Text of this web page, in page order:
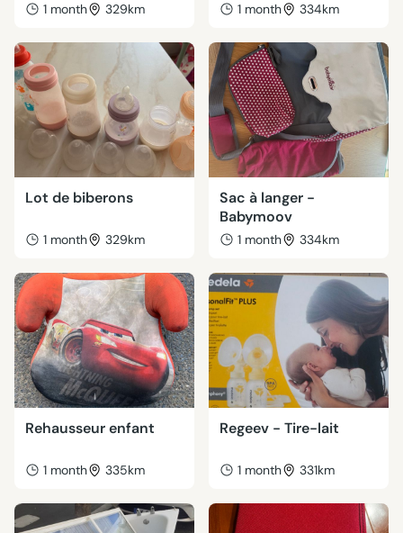
1 month 329km 1 month 334km
Lot de biberons
1 month 329km
Sac à langer -
Babymoov
1 month 334km
Rehausseur enfant
1 month 335km
Regeev - Tire-lait
1 month 331km